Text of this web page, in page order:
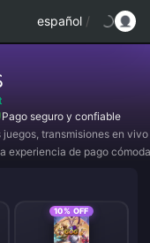
español /
Pago seguro y confiable
juegos, transmisiones en
experiencia de pago
10% OFF